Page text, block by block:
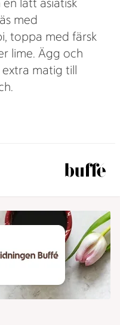
lätt asiatisk
med
toppa med färsk
lime. Ägg och
matig till